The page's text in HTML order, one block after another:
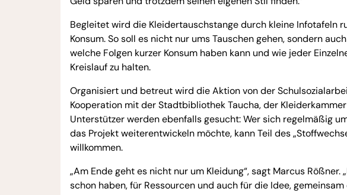
Begleitet wird die Kleidertauschstange durch kleine Infotafeln
Konsum. So soll es nicht nur ums Tauschen gehen, sondern
welche Folgen kurzer Konsum haben kann und wie jeder
Kreislauf zu halten.
Organisiert und betreut wird die Aktion von der
Kooperation mit der Stadtbibliothek Taucha, der
Unterstützer werden ebenfalls gesucht: Wer sich regelmäßig
das Projekt weiterentwickeln möchte, kann Teil des
willkommen.
„Am Ende geht es nicht nur um Kleidung“, sagt Marcus
schon haben, für Ressourcen und auch für die Idee,